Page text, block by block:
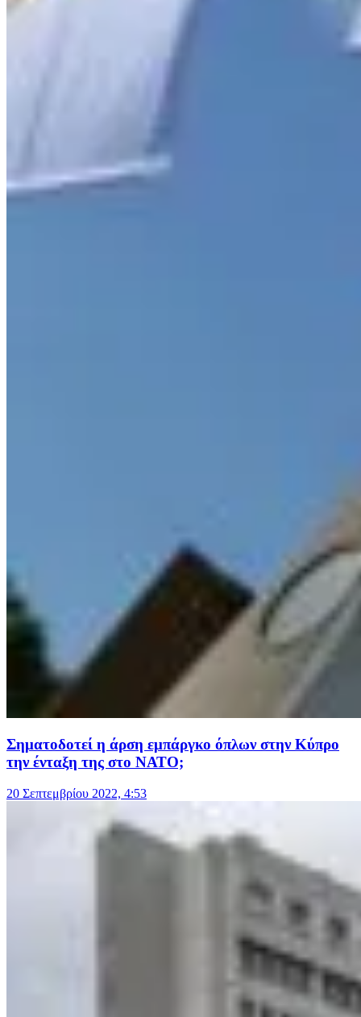
Σηματοδοτεί η άρση εμπάργκο όπλων στην Κύπρο
την ένταξη της στο ΝΑΤΟ;
20 Σεπτεμβρίου 2022, 4:53